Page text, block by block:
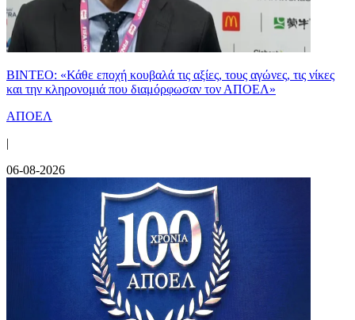
ΒΙΝΤΕΟ: «Κάθε εποχή κουβαλά τις αξίες, τους αγώνες, τις νίκες
και την κληρονομιά που διαμόρφωσαν τον ΑΠΟΕΛ»
ΑΠΟΕΛ
|
06-08-2026